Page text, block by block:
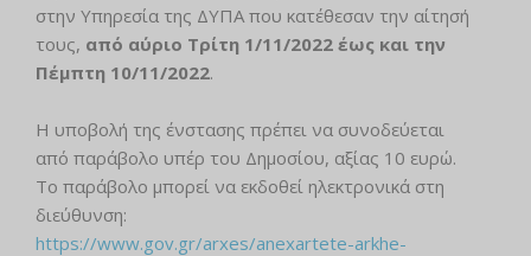
στην Υπηρεσία της ΔΥΠΑ που κατέθεσαν την αίτησή
τους, από αύριο Τρίτη 1/11/2022 έως και την
Πέμπτη 10/11/2022.
Η υποβολή της ένστασης πρέπει να συνοδεύεται
από παράβολο υπέρ του Δημοσίου, αξίας 10 ευρώ.
Το παράβολο μπορεί να εκδοθεί ηλεκτρονικά στη
διεύθυνση:
https://www.gov.gr/arxes/anexartete-arkhe-